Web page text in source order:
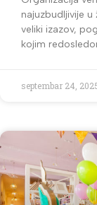
najuzbudljivije
veliki izazov,
kojim
septembar 24,